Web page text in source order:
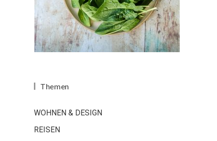
Themen
WOHNEN & DESIGN
REISEN